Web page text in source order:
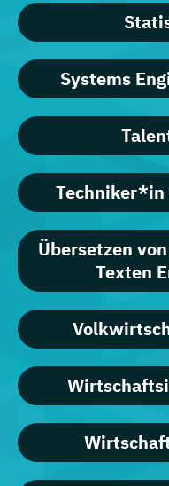
Systems
Techniker*in
Übersetzen
Texten